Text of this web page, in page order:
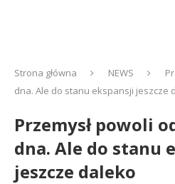
Strona główna NEWS
dna. Ale do stanu ekspansji jeszcze
Przemysł powoli
dna. Ale do stanu
jeszcze daleko